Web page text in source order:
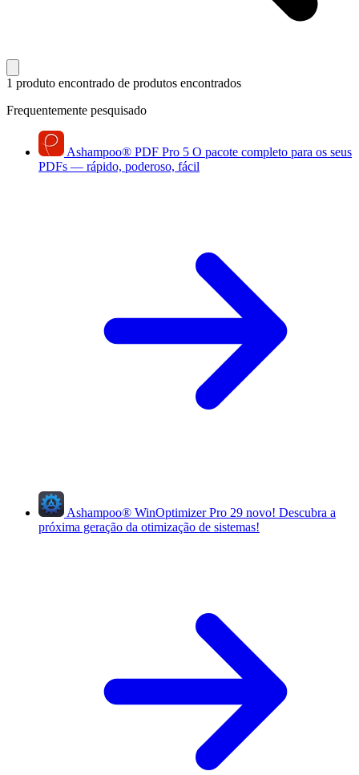
1 produto encontrado de produtos encontrados
Frequentemente pesquisado
Ashampoo® PDF Pro 5 O pacote completo para os seus
PDFs — rápido, poderoso, fácil
Ashampoo® WinOptimizer Pro 29 novo! Descubra a
próxima geração da otimização de sistemas!